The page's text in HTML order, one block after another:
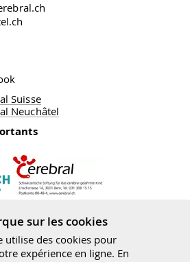
Suisse
Neuchâtel
sur les cookies
utilise des cookies pour
expérience en ligne. En